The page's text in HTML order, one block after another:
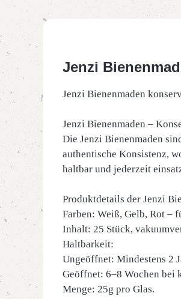
Jenzi
Jenzi Bienenmaden
Jenzi Bienenmaden –
Die Jenzi Bienenmaden
authentische Konsistenz,
haltbar und jederzeit
Produktdetails der Jenzi
Farben: Weiß, Gelb, Rot –
Inhalt: 25 Stück,
Haltbarkeit:
Ungeöffnet: Mindestens 2
Geöffnet: 6–8 Wochen bei
Menge: 25g pro Glas.